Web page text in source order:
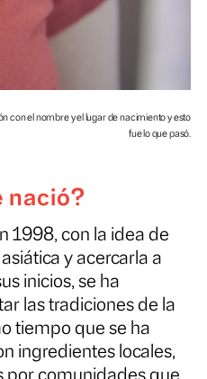
nació?
en 1998, con la idea
asiática y acercarla a
sus inicios, se ha
las tradiciones de